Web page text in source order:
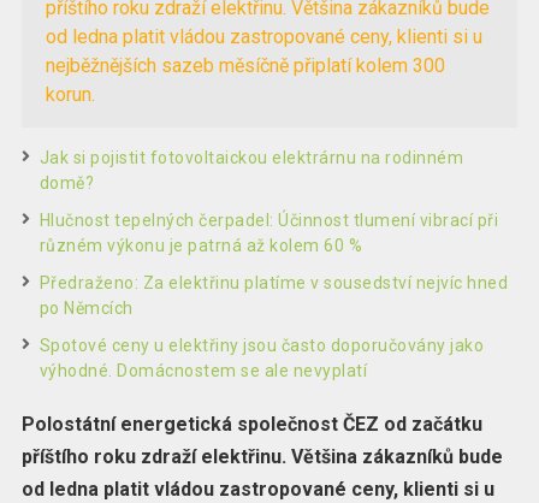
příštího roku zdraží elektřinu. Většina zákazníků bude
od ledna platit vládou zastropované ceny, klienti si u
nejběžnějších sazeb měsíčně připlatí kolem 300
korun.
Jak si pojistit fotovoltaickou elektrárnu na rodinném
domě?
Hlučnost tepelných čerpadel: Účinnost tlumení vibrací při
různém výkonu je patrná až kolem 60 %
Předraženo: Za elektřinu platíme v sousedství nejvíc hned
po Němcích
Spotové ceny u elektřiny jsou často doporučovány jako
výhodné. Domácnostem se ale nevyplatí
Polostátní energetická společnost ČEZ od začátku
příštího roku zdraží elektřinu. Většina zákazníků bude
od ledna platit vládou zastropované ceny, klienti si u